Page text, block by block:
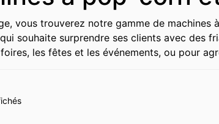
vous trouverez notre gamme de
souhaite surprendre ses clients avec des
les fêtes et les événements, ou pour